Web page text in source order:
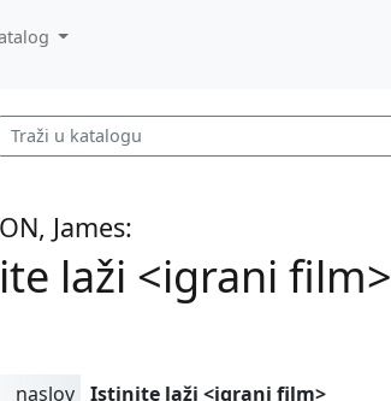
James:
laži <igrani film>
naslov
Istinite laži <igrani film>